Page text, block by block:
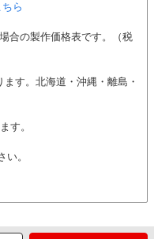
ら
合の製作価格表です。（税
す。北海道・沖縄・離島・
す。
い。